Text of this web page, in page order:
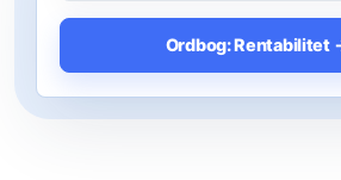
Ordbog: Rentabilitet